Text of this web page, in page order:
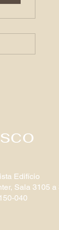
Edifício
Sala 3105 a
040​